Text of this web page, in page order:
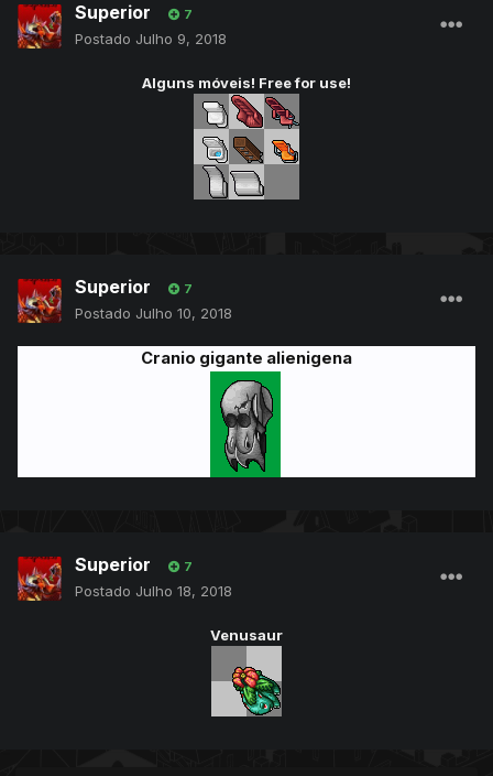
Superior 7
Postado Julho 9, 2018
Alguns móveis! Free for use!
Superior 7
Postado Julho 10, 2018
Cranio gigante alienigena
Superior 7
Postado Julho 18, 2018
Venusaur